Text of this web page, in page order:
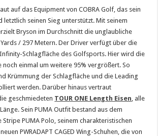
auf das Equipment von COBRA Golf, das sein
letztlich seinen Sieg unterstützt. Mit seinem
Bryson im Durchschnitt die unglaubliche
/ 297 Metern. Der Driver verfügt über die
Schlagfläche des Golfsports. Hier wird die
noch einmal um weitere 95% vergrößert. So
Krümmung der Schlagfläche und die Leading
werden. Darüber hinaus vertraut
geschmiedeten TOUR ONE Length Eisen , alle
Sein PUMA Outfit bestand aus dem
Stripe PUMA Polo, seinem charakteristischen
PWRADAPT CAGED Wing-Schuhen, die von